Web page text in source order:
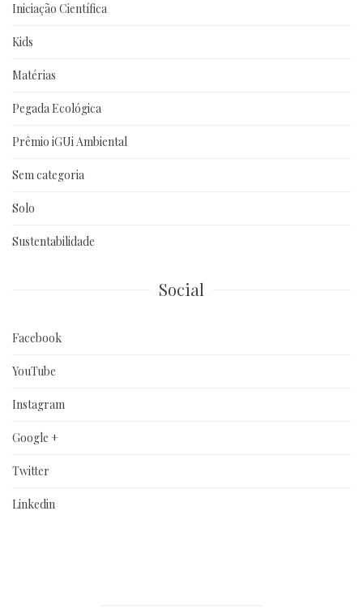
Iniciação Científica
Kids
Matérias
Pegada Ecológica
Prêmio iGUi Ambiental
Sem categoria
Solo
Sustentabilidade
Social
Facebook
YouTube
Instagram
Google +
Twitter
Linkedin